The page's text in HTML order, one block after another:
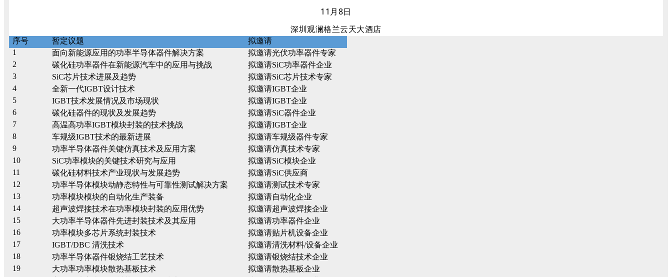
11月8日
深圳观澜格兰云天大酒店
序号 暂定议题
拟邀请
1
面向新能源应用的功率半导体器件解决方案
拟邀请光伏功率器件专家
2
碳化硅功率器件在新能源汽车中的应用与挑战
拟邀请SiC功率器件企业
3
SiC芯片技术进展及趋势
拟邀请SiC芯片技术专家
4
全新一代IGBT设计技术
拟邀请IGBT企业
5
IGBT技术发展情况及市场现状
拟邀请IGBT企业
6
碳化硅器件的现状及发展趋势
拟邀请SiC器件企业
7
高温高功率IGBT模块封装的技术挑战
拟邀请IGBT企业
8
车规级IGBT技术的最新进展
拟邀请车规级器件专家
9
功率半导体器件关键仿真技术及应用方案
拟邀请仿真技术专家
10
SiC功率模块的关键技术研究与应用
拟邀请SiC模块企业
11
碳化硅材料技术产业现状与发展趋势
拟邀请SiC供应商
12
功率半导体模块动静态特性与可靠性测试解决方案
拟邀请测试技术专家
13
功率模块模块的自动化生产装备
拟邀请自动化企业
14
超声波焊接技术在功率模块封装的应用优势
拟邀请超声波焊接企业
15
大功率半导体器件先进封装技术及其应用
拟邀请功率器件企业
16
功率模块多芯片系统封装技术
拟邀请贴片机设备企业
17
IGBT/DBC 清洗技术
拟邀请清洗材料/设备企业
18
功率半导体器件银烧结工艺技术
拟邀请银烧结技术企业
19
大功率功率模块散热基板技术
拟邀请散热基板企业